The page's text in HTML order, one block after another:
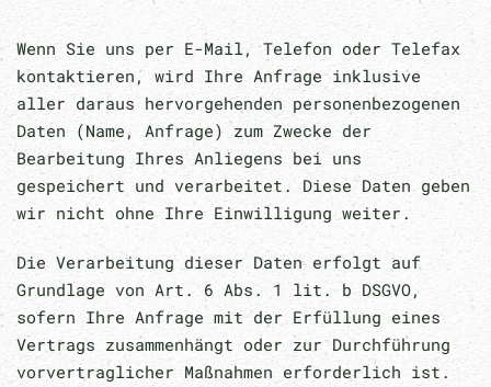
Wenn Sie uns per E-Mail, Telefon oder Telefax
kontaktieren, wird Ihre Anfrage inklusive
aller daraus hervorgehenden personenbezogenen
Daten (Name, Anfrage) zum Zwecke der
Bearbeitung Ihres Anliegens bei uns
gespeichert und verarbeitet. Diese Daten geben
wir nicht ohne Ihre Einwilligung weiter.
Die Verarbeitung dieser Daten erfolgt auf
Grundlage von Art. 6 Abs. 1 lit. b DSGVO,
sofern Ihre Anfrage mit der Erfüllung eines
Vertrags zusammenhängt oder zur Durchführung
vorvertraglicher Maßnahmen erforderlich ist.